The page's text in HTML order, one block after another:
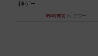
神ゲー
約5時間前 by アプー